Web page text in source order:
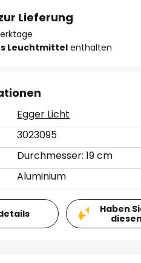
Lieferung
Leuchtmittel enthalten
Egger Licht
3023095
Durchmesser: 19 cm
Aluminium
Haben